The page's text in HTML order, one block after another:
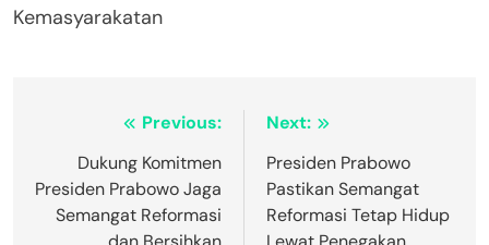
Kemasyarakatan
navigation
Previous:
Dukung Komitmen
Presiden Prabowo Jaga
Semangat Reformasi
Next:
Presiden Prabowo
Pastikan Semangat
Reformasi Tetap Hidup